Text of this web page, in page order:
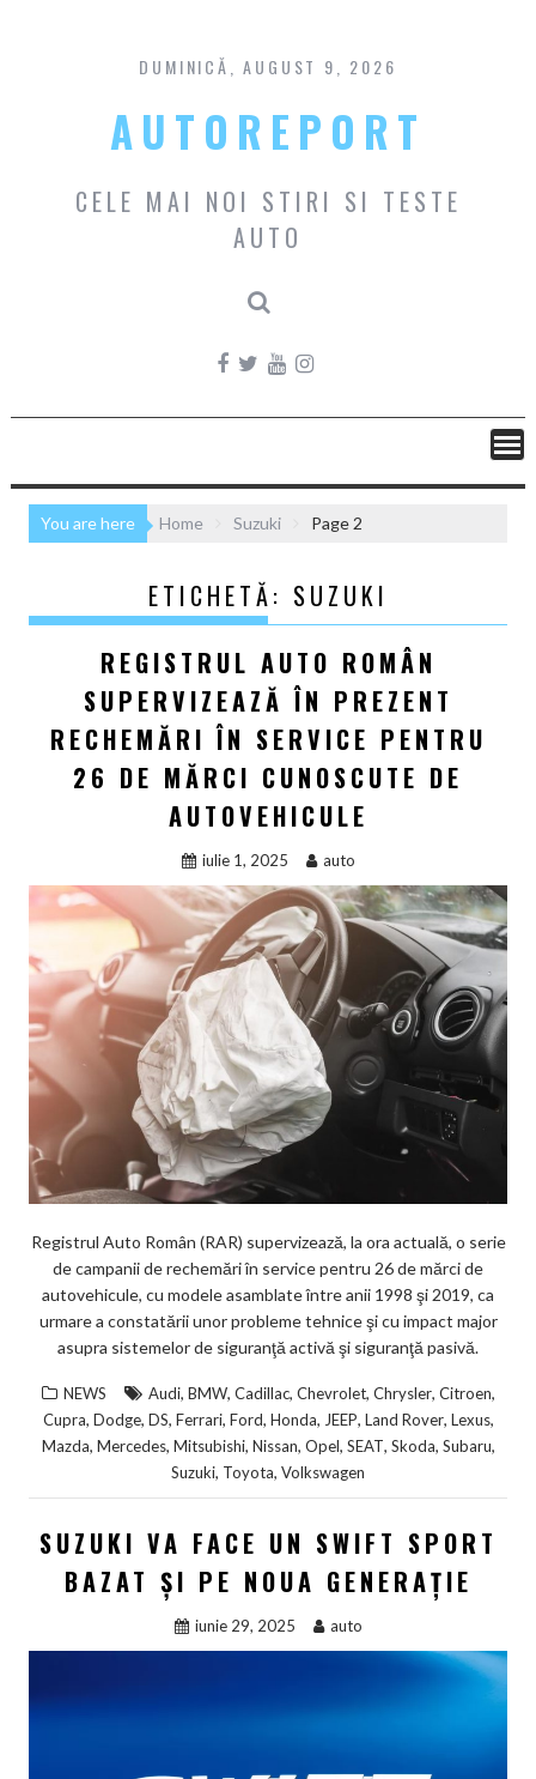
content
DUMINICĂ, AUGUST 9, 2026
AUTOREPORT
CELE MAI NOI STIRI SI TESTE
AUTO
You are here Home Suzuki Page 2
ETICHETĂ: SUZUKI
REGISTRUL AUTO ROMÂN
SUPERVIZEAZĂ ÎN PREZENT
RECHEMĂRI ÎN SERVICE PENTRU
26 DE MĂRCI CUNOSCUTE DE
AUTOVEHICULE
iulie 1, 2025 auto
Registrul Auto Român (RAR) supervizează, la ora actuală, o serie
de campanii de rechemări în service pentru 26 de mărci de
autovehicule, cu modele asamblate între anii 1998 şi 2019, ca
urmare a constatării unor probleme tehnice şi cu impact major
asupra sistemelor de siguranţă activă şi siguranţă pasivă.
NEWS Audi, BMW, Cadillac, Chevrolet, Chrysler, Citroen,
Cupra, Dodge, DS, Ferrari, Ford, Honda, JEEP, Land Rover, Lexus,
Mazda, Mercedes, Mitsubishi, Nissan, Opel, SEAT, Skoda, Subaru,
Suzuki, Toyota, Volkswagen
SUZUKI VA FACE UN SWIFT SPORT
BAZAT ȘI PE NOUA GENERAȚIE
iunie 29, 2025 auto